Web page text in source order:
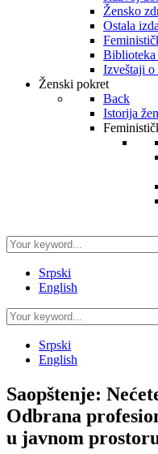
Žensko
Ostala
Izveštaji
Ženski pokret
Back
Istorija
Srpski
English
Srpski
English
Saopštenje:
Odbrana
u javnom